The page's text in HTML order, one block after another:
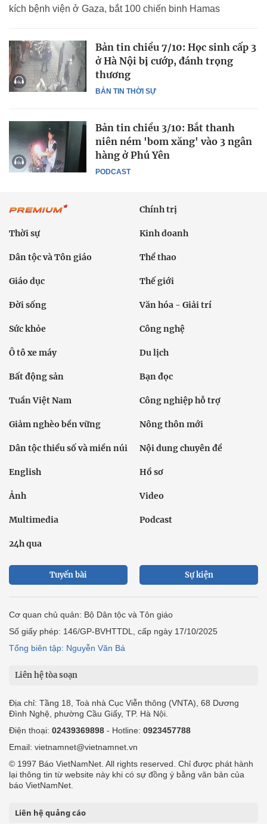
kích bệnh viện ở Gaza, bắt 100 chiến binh Hamas
BẢN TIN THỜI SỰ
Bản tin chiều 7/10: Học sinh cấp 3
ở Hà Nội bị cướp, đánh trọng
thương
PODCAST
Bản tin chiều 3/10: Bắt thanh
niên ném 'bom xăng' vào 3 ngân
hàng ở Phú Yên
Chính trị
Thời sự Kinh doanh
Dân tộc và Tôn giáo Thể thao
Giáo dục Thế giới
Đời sống Văn hóa - Giải trí
Sức khỏe Công nghệ
Ô tô xe máy Du lịch
Bất động sản Bạn đọc
Tuần Việt Nam Công nghiệp hỗ trợ
Giảm nghèo bền vững Nông thôn mới
Dân tộc thiểu số và miền núi Nội dung chuyên đề
English Hồ sơ
Ảnh Video
Multimedia Podcast
24h qua
Tuyến bài Sự kiện
Cơ quan chủ quản: Bộ Dân tộc và Tôn giáo
Số giấy phép: 146/GP-BVHTTDL, cấp ngày 17/10/2025
Tổng biên tập: Nguyễn Văn Bá
Liên hệ tòa soạn
Địa chỉ: Tầng 18, Toà nhà Cục Viễn thông (VNTA), 68 Dương
Đình Nghệ, phường Cầu Giấy, TP. Hà Nội.
Điện thoại: 02439369898 - Hotline: 0923457788
Email: vietnamnet@vietnamnet.vn
© 1997 Báo VietNamNet. All rights reserved. Chỉ được phát hành
lại thông tin từ website này khi có sự đồng ý bằng văn bản của
báo VietNamNet.
Liên hệ quảng cáo